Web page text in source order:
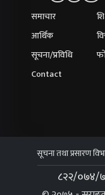
समाचार
आर्थिक
सूचना/प्रविधि
Contact
सूचना तथा प्रसारण
८२२/०७४/